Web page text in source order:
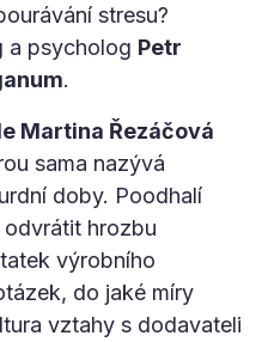
stresu?
a psycholog Petr
.
Martina Řezáčová
sama nazývá
doby. Poodhalí
hrozbu
výrobního
do jaké míry
vztahy s dodavateli